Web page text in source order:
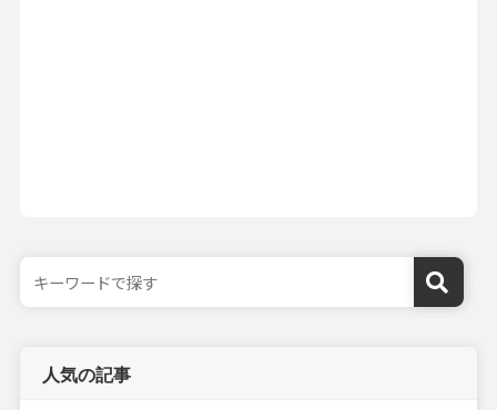
人気の記事